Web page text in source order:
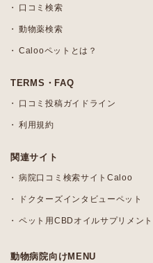
口コミ検索
動物薬検索
Calooペットとは？
TERMS・FAQ
口コミ投稿ガイドライン
利用規約
関連サイト
病院口コミ検索サイトCaloo
ドクターズインタビューペット
ペット用CBDオイルサプリメン
動物病院向けMENU